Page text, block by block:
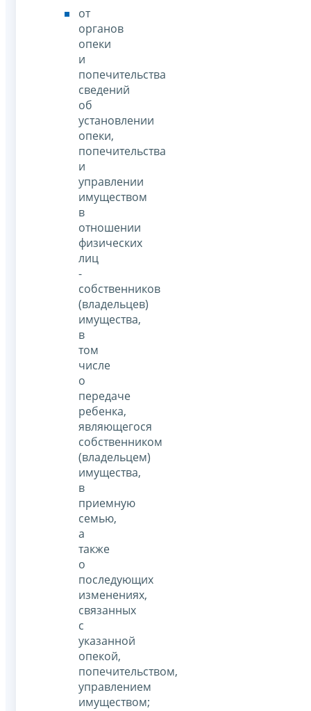
от
органов
опеки
и
попечительства
сведений
об
установлении
опеки,
попечительства
и
управлении
имуществом
в
отношении
физических
лиц
-
собственников
(владельцев)
имущества,
в
том
числе
о
передаче
ребенка,
являющегося
собственником
(владельцем)
имущества,
в
приемную
семью,
а
также
о
последующих
изменениях,
связанных
с
указанной
опекой,
попечительством,
управлением
имуществом;